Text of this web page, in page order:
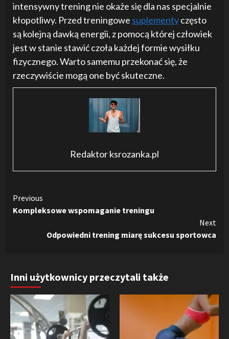
intensywny trening nie okaże się dla nas specjalnie
kłopotliwy. Przed treningowe suplementyczęsto
są kolejną dawką energii, z pomocą której człowiek
jest w stanie stawić czoła każdej formie wysiłku
fizycznego. Warto samemu przekonać się, że
rzeczywiście mogą one być skuteczne.
Redaktor ksrozanka.pl
Continue
Reading
Previous
Kompleksowe wspomaganie treningu
Next
Odpowiedni trening miarę sukcesu sportowca
Inni użytkownicy przeczytali także